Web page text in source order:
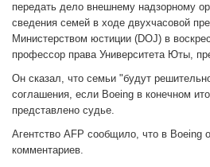
передать дело внешнему надзорному
сведения семей в ходе двухчасовой
Министерством юстиции (DOJ) в
профессор права Университета Юты,
Он сказал, что семьи "будут
соглашения, если Boeing в конечном
представлено судье.
Агентство AFP сообщило, что в Boeing
комментариев.